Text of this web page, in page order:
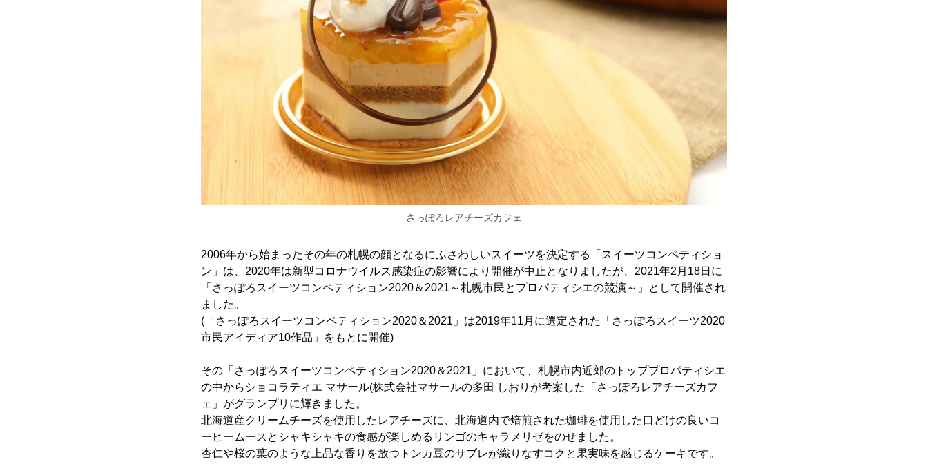
さっぽろレアチーズカフェ
2006年から始まったその年の札幌の顔となるにふさわしいスイーツを決定する「スイーツコンペティショ
ン」は、2020年は新型コロナウイルス感染症の影響により開催が中止となりましたが、2021年2月18日に
「さっぽろスイーツコンペティション2020＆2021～札幌市民とプロパティシエの競演～」として開催され
ました。
(「さっぽろスイーツコンペティション2020＆2021」は2019年11月に選定された「さっぽろスイーツ2020
市民アイディア10作品」をもとに開催)
その「さっぽろスイーツコンペティション2020＆2021」において、札幌市内近郊のトッププロパティシエ
の中からショコラティエ マサール(株式会社マサールの多田 しおりが考案した「さっぽろレアチーズカフ
ェ」がグランプリに輝きました。
北海道産クリームチーズを使用したレアチーズに、北海道内で焙煎された珈琲を使用した口どけの良いコ
ーヒームースとシャキシャキの食感が楽しめるリンゴのキャラメリゼをのせました。
杏仁や桜の葉のような上品な香りを放つトンカ豆のサブレが織りなすコクと果実味を感じるケーキです。